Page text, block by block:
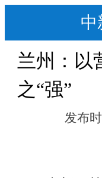
中
兰州：以
之“强”
发布时